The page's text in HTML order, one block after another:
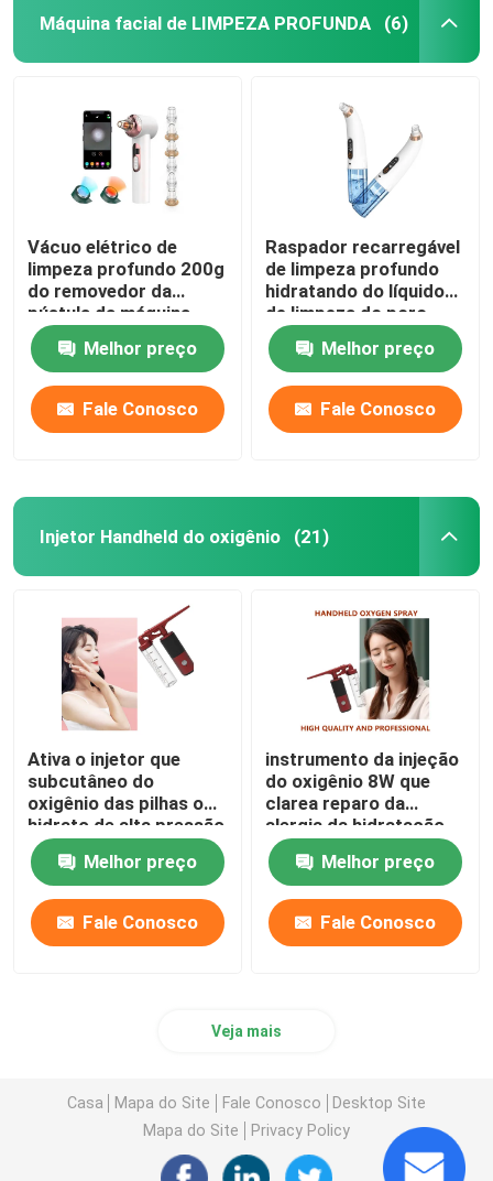
Máquina facial de LIMPEZA PROFUNDA (6)
Vácuo elétrico de
limpeza profundo 200g
do removedor da
pústula da máquina
facial do poro de
Microdermabrasion
Melhor preço
Fale Conosco
Raspador recarregável
de limpeza profundo
hidratando do líquido
de limpeza do poro
500mAh da máquina
facial do Hydra
Melhor preço
Fale Conosco
Injetor Handheld do oxigênio (21)
Ativa o injetor que
subcutâneo do
oxigênio das pilhas o
hidrato de alta pressão
se nutre
Melhor preço
Fale Conosco
instrumento da injeção
do oxigênio 8W que
clarea reparo da
alergia da hidratação
superficial o anti
Melhor preço
Fale Conosco
Veja mais
Casa Mapa do Site Fale Conosco
Desktop Site
Mapa do Site
Privacy Policy